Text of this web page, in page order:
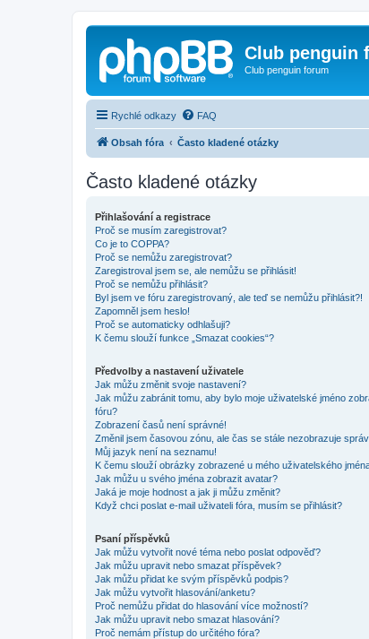
Club penguin
Club penguin forum
Rychlé odkazy FAQ
Obsah fóra Často kladené otázky
Často kladené otázky
Přihlašování a registrace
Proč se musím zaregistrovat?
Co je to COPPA?
Proč se nemůžu zaregistrovat?
Zaregistroval jsem se, ale nemůžu se přihlásit!
Proč se nemůžu přihlásit?
Byl jsem ve fóru zaregistrovaný, ale teď se nemůžu přihlásit?!
Zapomněl jsem heslo!
Proč se automaticky odhlašuji?
K čemu slouží funkce „Smazat cookies“?
Předvolby a nastavení uživatele
Jak můžu změnit svoje nastavení?
Jak můžu zabránit tomu, aby bylo moje uživatelské jméno
fóru?
Zobrazení časů není správné!
Změnil jsem časovou zónu, ale čas se stále nezobrazuje
Můj jazyk není na seznamu!
K čemu slouží obrázky zobrazené u mého uživatelského
Jak můžu u svého jména zobrazit avatar?
Jaká je moje hodnost a jak ji můžu změnit?
Když chci poslat e-mail uživateli fóra, musím se přihlásit?
Psaní příspěvků
Jak můžu vytvořit nové téma nebo poslat odpověď?
Jak můžu upravit nebo smazat příspěvek?
Jak můžu přidat ke svým příspěvků podpis?
Jak můžu vytvořit hlasování/anketu?
Proč nemůžu přidat do hlasování více možností?
Jak můžu upravit nebo smazat hlasování?
Proč nemám přístup do určitého fóra?